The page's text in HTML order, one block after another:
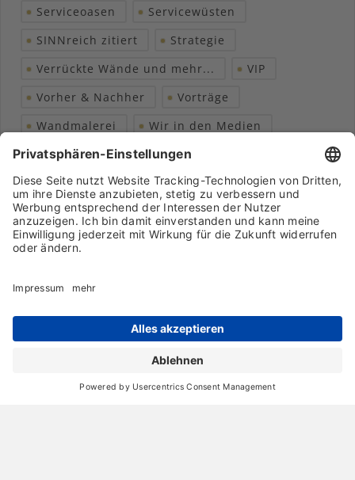
Serviceoasen
Servicewüsten
SINNreich zitiert
Strategie
Verrückte Wände und mehr...
VIP
Vorher & Nachher
Vorträge
Wandmalerei
Wir in den Medien
Wohngesundheit
Markenpartner